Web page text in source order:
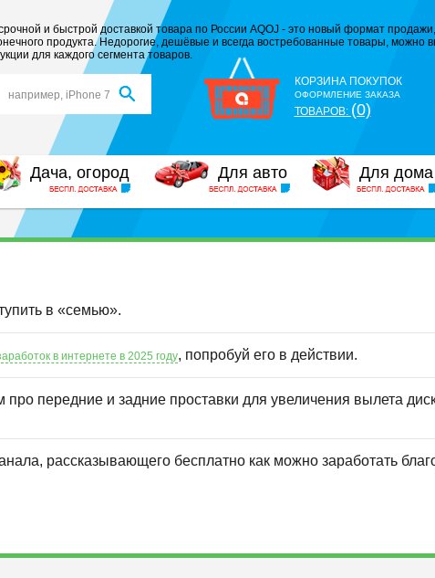
и быстрой доставкой товара по России AQOJ - это новый формат
продукта. Недорогие, дешёвые и всегда востребованные товары, можно
для каждого сегмента товаров.
например, iPhone 7
КОРЗИНА ПОКУПОК
ОФОРМЛЕНИЕ ЗАКАЗА
ТОВАРОВ: (0)
Дача, огород Для авто Для дома
в «семью».
в интернете в 2025 году, попробуй его в действии.
передние и задние проставки для увеличения вылета
рассказывающего бесплатно как можно заработать